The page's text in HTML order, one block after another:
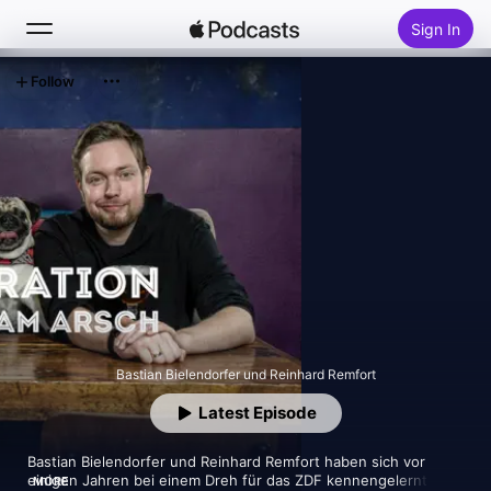
Sign In
Search
Home
New
Bastian Bielendorfer und Reinhard Remfort
Bastian Bielendorfer und Reinhard Remfort haben sich vor
einigen Jahren bei einem Dreh für das ZDF kennengelernt und
MORE
Latest Episode
Follow